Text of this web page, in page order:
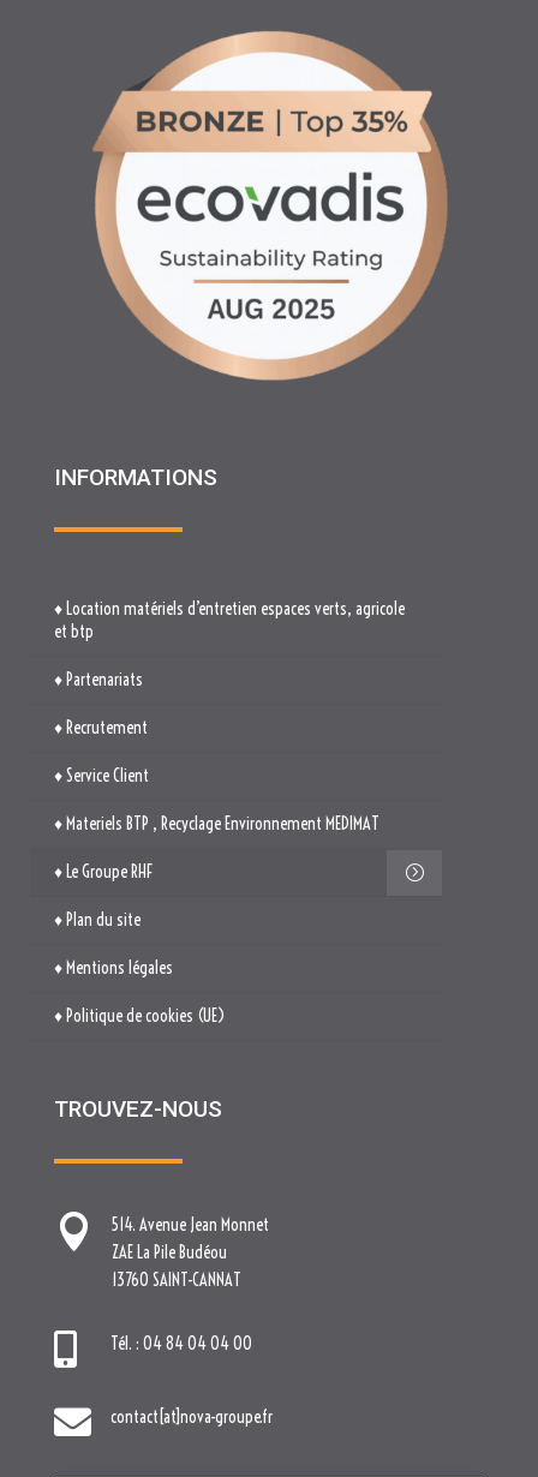
INFORMATIONS
♦ Partenariats
♦ Recrutement
♦ Materiels BTP , Recyclage Environnement MEDIMAT
♦ Le Groupe RHF
♦ Plan du site
♦ Mentions légales
♦ Politique de cookies (UE)
TROUVEZ-NOUS
514. Avenue Jean Monnet

 contact[at]nova-groupe.fr
Cliquez pour accepter les cookies